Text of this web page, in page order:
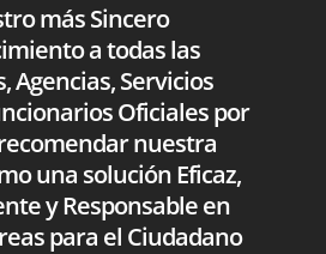
más Sincero
a todas las
Agencias, Servicios
Oficiales por
nuestra
una solución Eficaz,
y Responsable en
para el Ciudadano